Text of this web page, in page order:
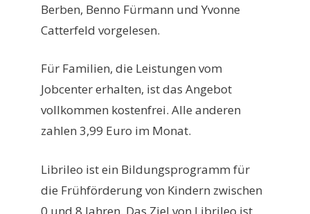
Berben, Benno Fürmann und Yvonne
Catterfeld vorgelesen.
Für Familien, die Leistungen vom
Jobcenter erhalten, ist das Angebot
vollkommen kostenfrei. Alle anderen
zahlen 3,99 Euro im Monat.
Librileo ist ein Bildungsprogramm für
die Frühförderung von Kindern zwischen
0 und 8 Jahren. Das Ziel von Librileo ist